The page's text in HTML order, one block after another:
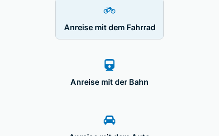
Anreise mit dem Fahrrad
Anreise mit der Bahn